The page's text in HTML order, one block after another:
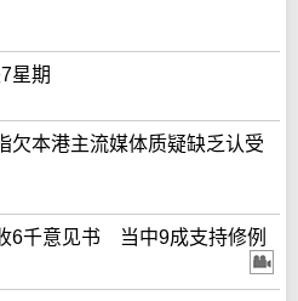
星期
本港主流媒体质疑缺乏认受
6千意见书 当中9成支持修例